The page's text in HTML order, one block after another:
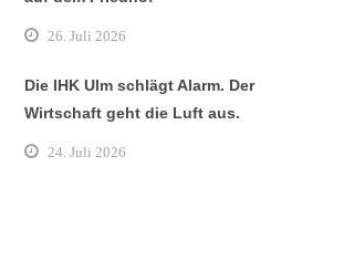
26. Juli 2026
Die IHK Ulm schlägt Alarm. Der
Wirtschaft geht die Luft aus.
24. Juli 2026